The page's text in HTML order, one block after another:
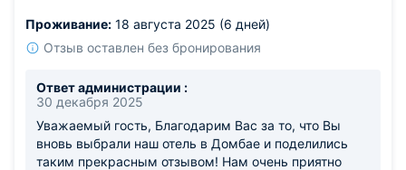
прямо в отеле.
Проживание: 18 августа 2025 (6 дней)
Отзыв оставлен без бронирования
Ответ администрации :
30 декабря 2025
Уважаемый гость, Благодарим Вас за то, что Вы
вновь выбрали наш отель в Домбае и поделились
таким прекрасным отзывом! Нам очень приятно